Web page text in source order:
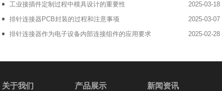
2025-03-18
工业接插件定制过程中模具设计的重要性
2025-03-07
排针连接器PCB封装的过程和注意事项
2025-02-28
排针连接器作为电子设备内部连接组件的应用要求
关于我们 产品展示 新闻资讯